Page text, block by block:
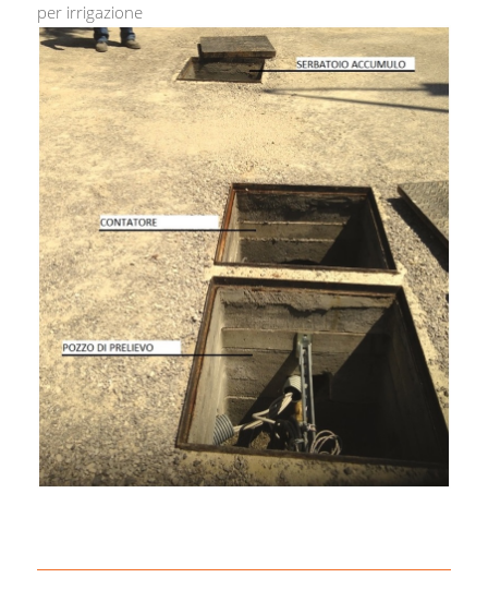
per irrigazione